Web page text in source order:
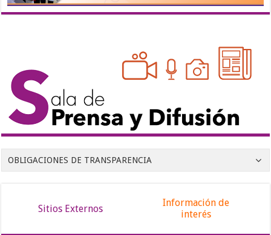
OBLIGACIONES DE TRANSPARENCIA
Sitios Externos
Información de
interés